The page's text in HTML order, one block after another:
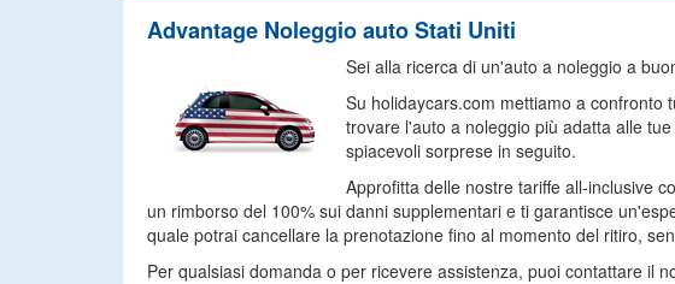
Advantage Noleggio auto Stati Uniti
Sei alla ricerca di un'auto a noleggio a
Su holidaycars.com mettiamo a confronto
trovare l'auto a noleggio più adatta alle
spiacevoli sorprese in seguito.
Approfitta delle nostre tariffe all-inclusive
un rimborso del 100% sui danni supplementari e ti garantisce
quale potrai cancellare la prenotazione fino al momento del ritiro,
Per qualsiasi domanda o per ricevere assistenza, puoi contattare il